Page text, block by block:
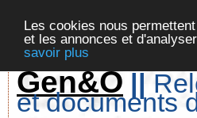
Les cookies nous
et les annonces et
savoir plus
Gen&O ||
et documents